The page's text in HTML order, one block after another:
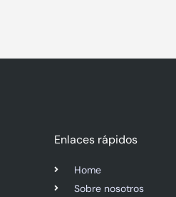
Enlaces rápidos
Home
Sobre nosotros